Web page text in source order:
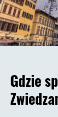
Gdzie